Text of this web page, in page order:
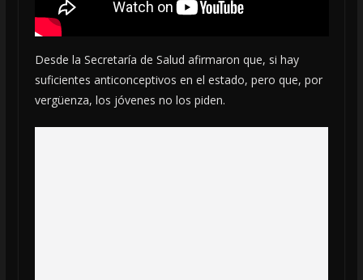
Desde la Secretaría de Salud afirmaron que, si hay
suficientes anticonceptivos en el estado, pero que, por
vergüenza, los jóvenes no los piden.